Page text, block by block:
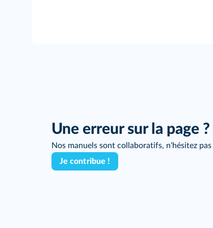
Une erreur sur la page ?
Nos manuels sont collaboratifs, n'hésitez
Je contribue !